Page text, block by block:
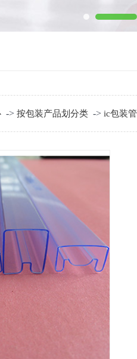
-> 按包装产品划分类 -> ic包装管